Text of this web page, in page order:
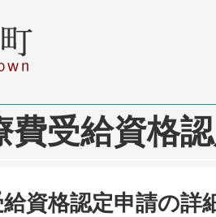
費受給資格
資格認定申請の詳